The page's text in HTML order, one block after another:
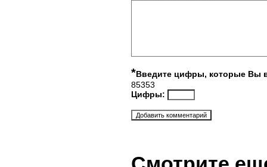
*Введите цифры, которые Вы
85353
Цифры: